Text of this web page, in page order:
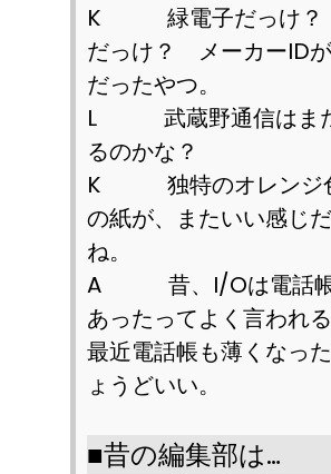
K緑電子だっけ？
だっけ？ メーカーIDが
だったやつ。
L武蔵野通信はまだ
るのかな？
K独特のオレンジ
の紙が、またいい感じ
ね。
A昔、 I/Oは電話
あったってよく言われる
最近電話帳も薄くなっ
ょうどいい。
■昔の編集部は…